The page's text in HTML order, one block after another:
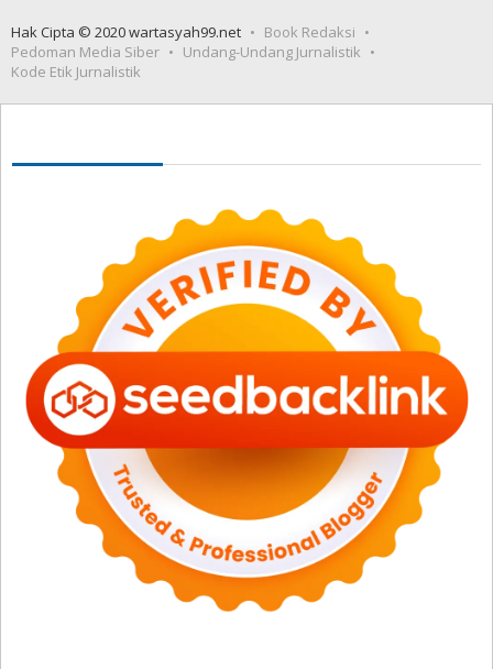
Hak Cipta © 2020 wartasyah99.net
Book Redaksi
Pedoman Media Siber
Undang-Undang Jurnalistik
Kode Etik Jurnalistik